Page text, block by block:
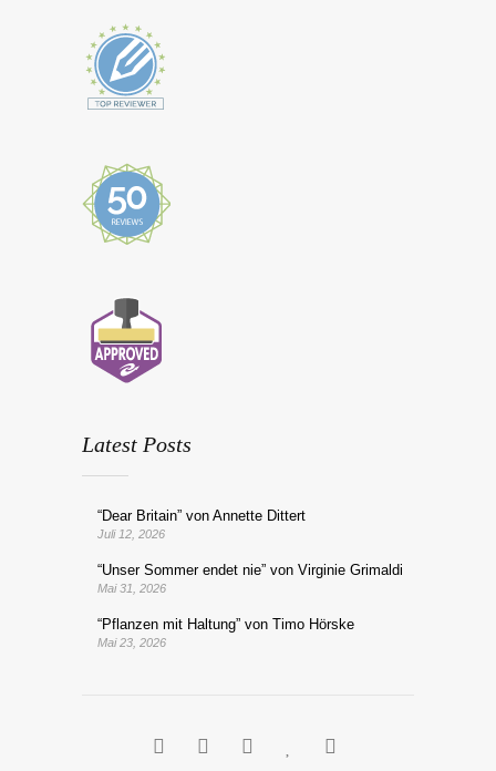
Latest Posts
“Dear Britain” von Annette Dittert
Juli 12, 2026
“Unser Sommer endet nie” von Virginie Grimaldi
Mai 31, 2026
“Pflanzen mit Haltung” von Timo Hörske
Mai 23, 2026